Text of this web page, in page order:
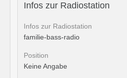
Infos zur Radiostation
Infos zur Radiostation
familie-bass-radio
Position
Keine Angabe